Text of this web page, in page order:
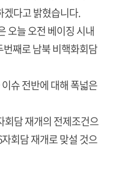
겠다고 밝혔습니다.
오늘 오전 베이징 시내
째로 남북 비핵화회담
슈 전반에 대해 폭넓은
회담 재개의 전제조건으
회담 재개로 맞설 것으